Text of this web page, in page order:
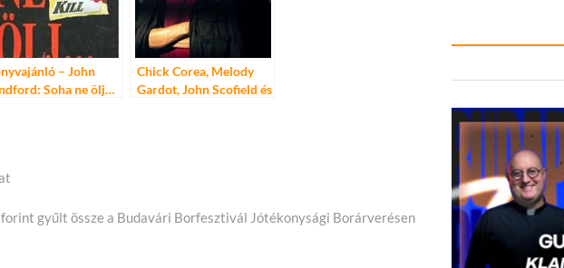
– John
Soha ne ölj…
Chick Corea, Melody
Gardot, John Scofield és
gyűlt össze a Budavári Borfesztivál Jótékonysági Borárverésen